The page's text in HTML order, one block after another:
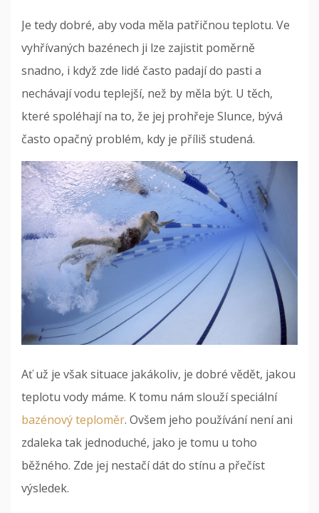
Je tedy dobré, aby voda měla patřičnou teplotu. Ve
vyhřívaných bazénech ji lze zajistit poměrně
snadno, i když zde lidé často padají do pasti a
nechávají vodu teplejší, než by měla být. U těch,
které spoléhají na to, že jej prohřeje Slunce, bývá
často opačný problém, kdy je příliš studená.
Ať už je však situace jakákoliv, je dobré vědět, jakou
teplotu vody máme. K tomu nám slouží speciální
bazénový teploměr. Ovšem jeho používání není ani
zdaleka tak jednoduché, jako je tomu u toho
běžného. Zde jej nestačí dát do stínu a přečíst
výsledek.